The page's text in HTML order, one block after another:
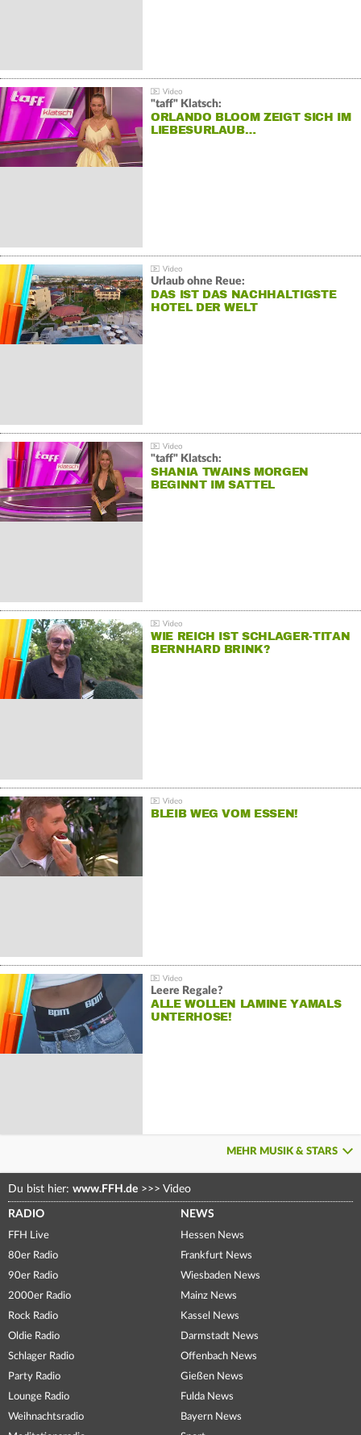
"taff" Klatsch:
ORLANDO BLOOM ZEIGT SICH IM
LIEBESURLAUB…
Urlaub ohne Reue:
DAS IST DAS NACHHALTIGSTE
HOTEL DER WELT
"taff" Klatsch:
SHANIA TWAINS MORGEN
BEGINNT IM SATTEL
WIE REICH IST SCHLAGER-TITAN
BERNHARD BRINK?
BLEIB WEG VOM ESSEN!
Leere Regale?
ALLE WOLLEN LAMINE YAMALS
UNTERHOSE!
MEHR MUSIK & STARS
Du bist hier: www.FFH.de >>> Video
RADIO
FFH Live
80er Radio
90er Radio
2000er Radio
Rock Radio
Oldie Radio
Schlager Radio
Party Radio
Lounge Radio
Weihnachtsradio
NEWS
Hessen News
Frankfurt News
Wiesbaden News
Mainz News
Kassel News
Darmstadt News
Offenbach News
Gießen News
Fulda News
Bayern News